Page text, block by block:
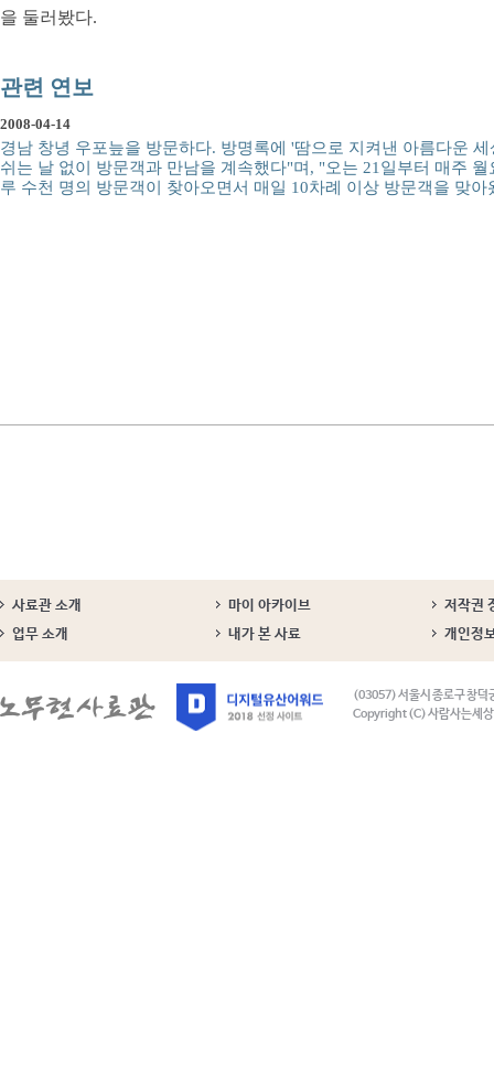
을 둘러봤다.
관련 연보
2008-04-14
경남 창녕 우포늪을 방문하다. 방명록에 '땀으로 지켜낸 아름다운
쉬는 날 없이 방문객과 만남을 계속했다"며, "오는 21일부터 매주
루 수천 명의 방문객이 찾아오면서 매일 10차례 이상 방문객을 맞아
사료관 소개 마이 아카이브
저작권
업무 소개
내가 본 사료 개인정
(03057) 서울시 종로구 창덕
Copyright (C) 사람사는세